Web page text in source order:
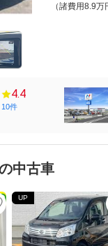
（諸費用8.9万
4.4
10件
中古車
UP